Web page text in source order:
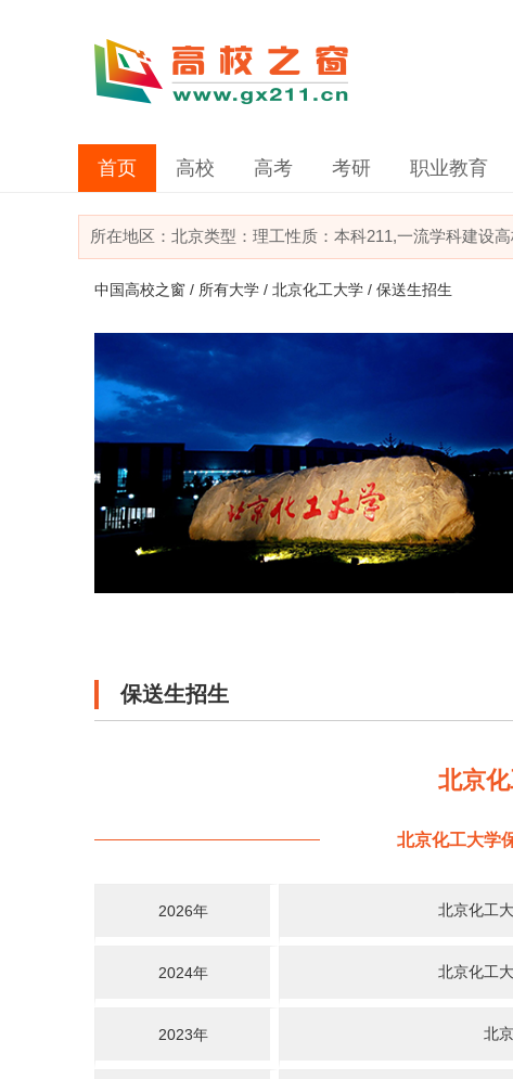
首页 高校 高考 考研 职业教育
所在地区： 北京类型： 理工性质：本科211,一流学科建设
中国高校之窗 / 所有大学 / 北京化工大学 / 保送生招生
保送生招生
北京
北京化工大学
2026年 北京化工
2024年 北京化工
2023年 北